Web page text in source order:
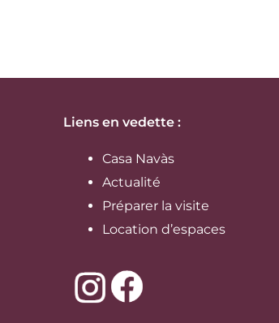
Liens en vedette :
Casa Navàs
Actualité
Préparer la visite
Location d’espaces